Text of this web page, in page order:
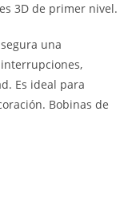
3D de primer nivel.
una
Es ideal para
Bobinas de